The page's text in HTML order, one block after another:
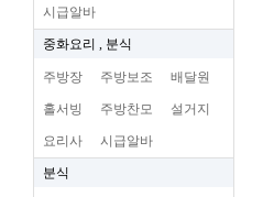
시급알바
중화요리 , 분식
주방장 주방보조 배달원
홀서빙 주방찬모 설거지
요리사 시급알바
분식